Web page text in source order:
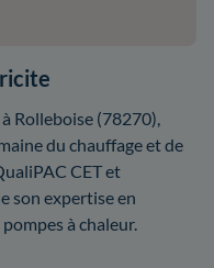
Rolleboise (78270),
du chauffage et de
CET et
son expertise en
à chaleur.